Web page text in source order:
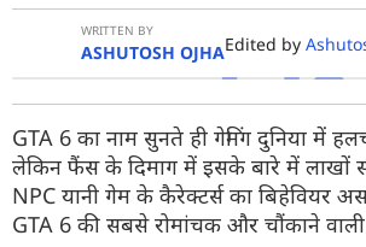
मोबाइल फोन्स
गेमिंग
फोटो
वीडियो
वेब स्टोरी
WRITTEN BY
ASHUTOSH OJHAEdited by
GTA 6 का नाम सुनते ही गेमिंग दुनिया में
लेकिन फैंस के दिमाग में इसके बारे में लाखों
NPC यानी गेम के कैरेक्टर्स का बिहेवियर
GTA 6 की सबसे रोमांचक और चौंकाने